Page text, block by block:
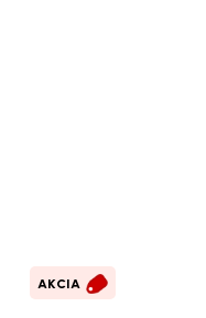
AKCIA